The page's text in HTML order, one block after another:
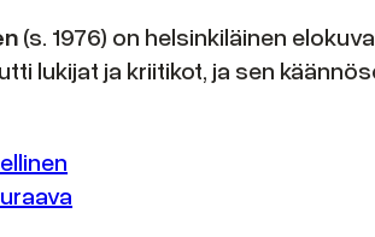
(s. 1976) on helsinkiläinen
lukijat ja kriitikot, ja sen